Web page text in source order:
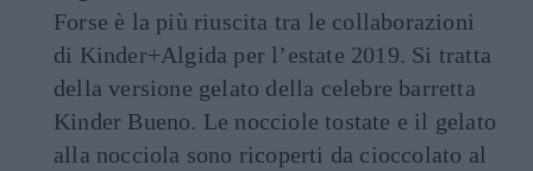
Forse è la più riuscita tra le collaborazioni
di Kinder+Algida per l’estate 2019. Si tratta
della versione gelato della celebre barretta
Kinder Bueno. Le nocciole tostate e il gelato
alla nocciola sono ricoperti da cioccolato al